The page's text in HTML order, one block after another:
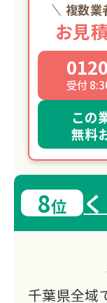
複数業
お見
受付
この
無料
8位
千葉県全域